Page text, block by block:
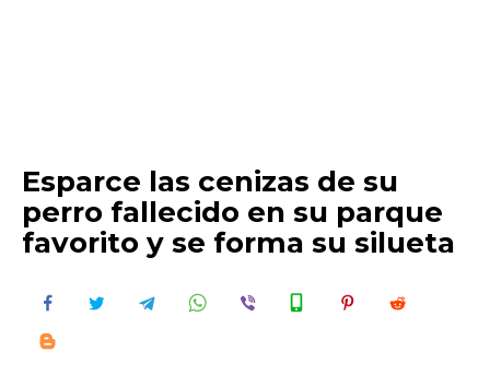
Esparce las cenizas de su
perro fallecido en su parque
favorito y se forma su silueta